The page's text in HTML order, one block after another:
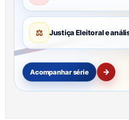
⚖ Justiça Eleitoral e
Acompanhar série →